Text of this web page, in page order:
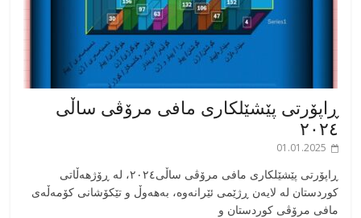
ڕاپۆرتی پێشێلکاری مافی مرۆڤی ساڵی
٢٠٢٤
01.01.2025
‎ڕاپۆرتی پێشێلکاری مافی مرۆڤی ساڵی٢٠٢٤، له ڕۆژهەڵاتی
کوردستان له لایەن ڕژێمی ئێرانەوە، بە‎هەوڵ و تێکۆشانی کۆمەڵەی
مافی مرۆڤی کوردستان و